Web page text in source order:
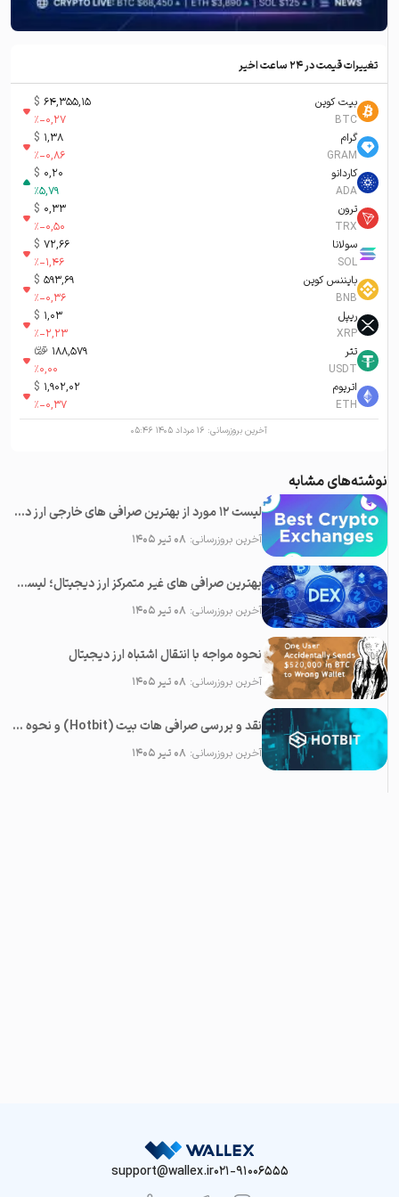
تغییرات قیمت در ۲۴ ساعت اخیر
بیت کوین
BTC
64,355,15
$
%-0,27
گرام
GRAM
1,38
$
%-0,86
کاردانو
ADA
0,20
$
%5,79
ترون
TRX
0,33
$
%-0,50
سولانا
SOL
72,66
$
%-1,46
بایننس کوین
BNB
593,69
$
%-0,36
ریپل
XRP
1,03
$
%-2,23
تتر
USDT
188,579 تومان-ء
%0,00
اتریوم
ETH
1,902,02
$
%-0,37
آخرین بروزرسانی: ۱۶ مرداد ۱۴۰۵ ۰۵:۴۶
نوشته‌های مشابه
لیست 12 مورد از بهترین صرافی های خارجی ارز دیجیتال
آخرین بروزرسانی:۰۸ تیر ۱۴۰۵
بهترین صرافی های غیر متمرکز ارز دیجیتال؛ لیست 11 صرافی DEX برای ایرانی ها
آخرین بروزرسانی:۰۸ تیر ۱۴۰۵
نحوه مواجه با انتقال اشتباه ارز دیجیتال
آخرین بروزرسانی:۰۸ تیر ۱۴۰۵
نقد و بررسی صرافی هات بیت (Hotbit) و نحوه خارج کردن سرمایه از آن
آخرین بروزرسانی:۰۸ تیر ۱۴۰۵
021-91006555
support@wallex.ir